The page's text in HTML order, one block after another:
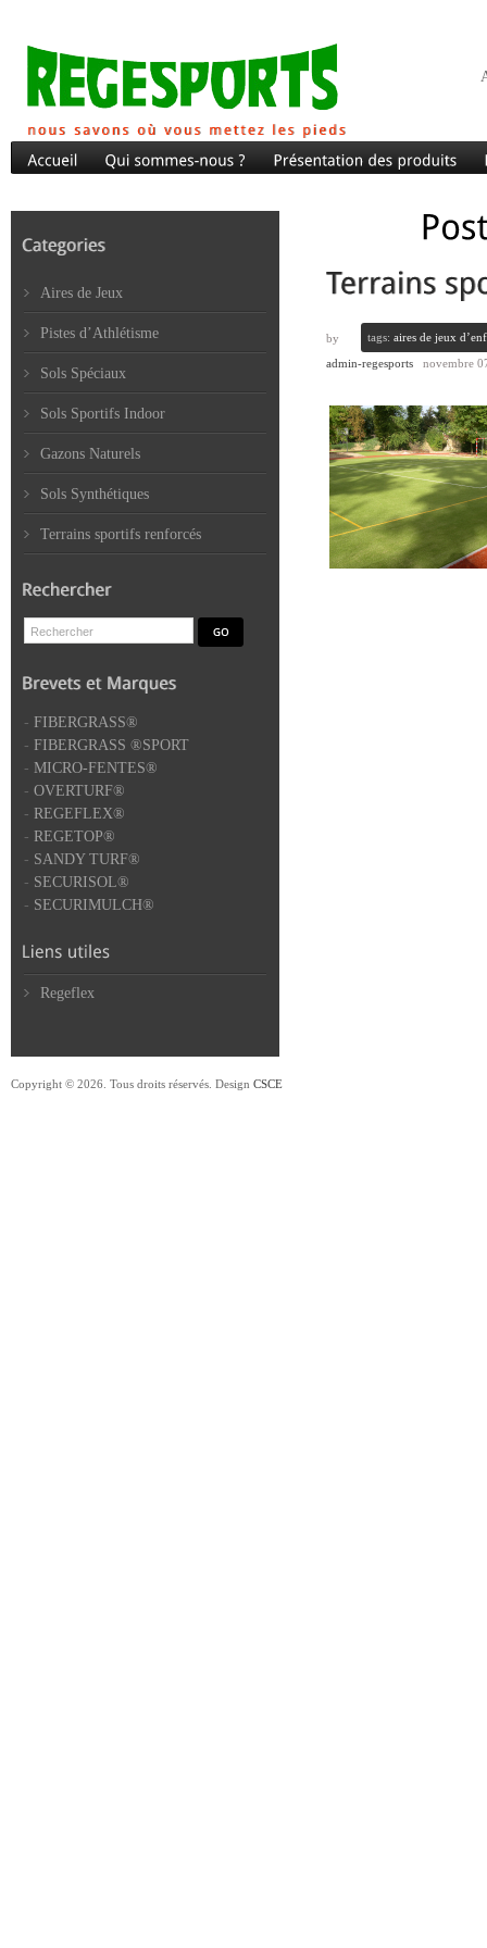
tags: aires de jeux
by
admin-regesports novembre
Aires de Jeux
Pistes d’Athlétisme
Sols Spéciaux
Sols Sportifs Indoor
Gazons Naturels
Sols Synthétiques
Terrains sportifs renforcés
- FIBERGRASS®
- FIBERGRASS ®SPORT
- MICRO-FENTES®
- OVERTURF®
- REGEFLEX®
- REGETOP®
- SANDY TURF®
- SECURISOL®
- SECURIMULCH®
Regeflex
Copyright © 2026. Tous droits réservés. Design CSCE